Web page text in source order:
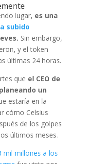
lugar, es una
subido
Sin embargo,
y el token
últimas 24 horas.
que el CEO de
un
estaría en la
cómo Celsius
de los golpes
últimos meses.
mil millones a los